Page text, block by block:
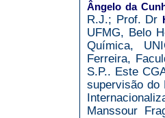
Ângelo da
R.J.; Prof. Dr
UFMG, Belo
Química,
Ferreira,
S.P.. Este
supervisão do
Manssour